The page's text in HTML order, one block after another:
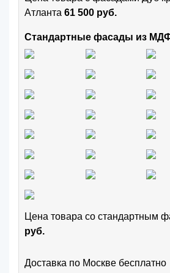
Атланта 61 500 руб.
Стандартные фасады из
Цена товара cо стандартным
руб.
Доставка по Москве бесплатно